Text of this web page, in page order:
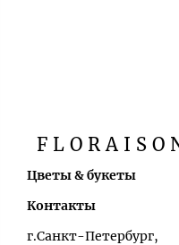
Цветы & букеты
Контакты
г.Санкт-Петербург,